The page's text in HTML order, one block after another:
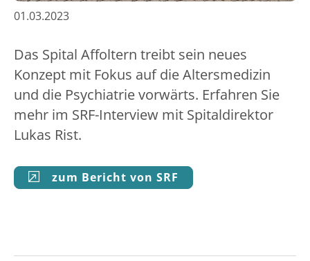
01.03.2023
Das Spital Affoltern treibt sein neues
Konzept mit Fokus auf die Altersmedizin
und die Psychiatrie vorwärts. Erfahren Sie
mehr im SRF-Interview mit Spitaldirektor
Lukas Rist.
zum Bericht von SRF